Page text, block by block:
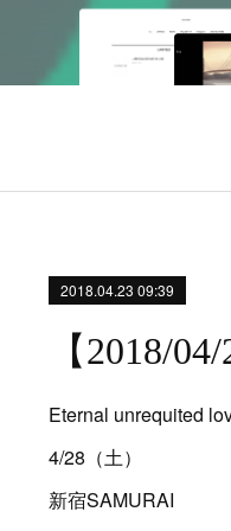
2018.04.23 09:39
【2018/
Eternal unrequited
4/28（土）
新宿SAMURAI